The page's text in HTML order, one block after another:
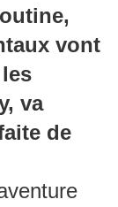
vont
va
de